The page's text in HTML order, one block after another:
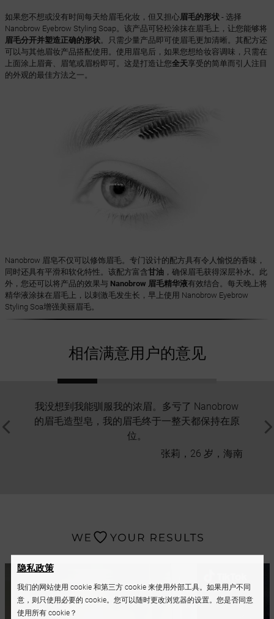
如果您不想或没有时间每天给眉毛化妆，但又担心眉毛的形状- 选择
Nanobrow Eyebrow Styling Soap。该产品可轻松涂抹在眉毛上，让您能够将
眉毛分开并塑造正确的形状。只需少量产品即可使眉毛更加清晰。其配方还
可以与其他眉妆产品搭配使用。使用眉皂后，如果您想给妆容调味，只需在
上面涂上眉膏、眉笔或眉粉即可。这是打造让您全天享受的简单而引人注目
的外观的最佳方法之一。
Nanobrow 眉皂不仅可以修饰眉毛。专门设计的配方具有令人愉悦的香味，
同时还具有平滑和软化特性。该配方富含甘油，确保眉毛获得深层补水。此
外，您还可以将产品的效果与 Nanobrow 眉毛精华液有效结合。每天晚上将
精华液涂抹在眉毛上，以刺激毛发生长，早上使用 Nanobrow Eyebrow
Styling Soa增强美丽眉毛。
相信满意用户的意见
我没想到我能驯服我的浓眉。多亏了 Nanobrow
的眉毛造型皂，我的眉毛终于一整天都保持在原
位。
张莉，26 岁，海南
个
隐私政策
我们的网站使用 cookie 和第三方 cookie 来使用外部工具。如果用户不同
意，则只使用必要的 cookie。您可以随时更改浏览器的设置。您是否同意
使用所有 cookie？